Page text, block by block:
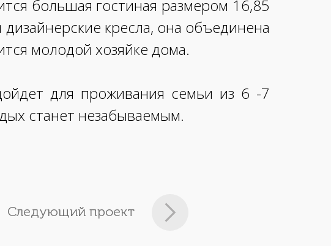
большая гостиная размером 16,85
кресла, она объединена
молодой хозяйке дома.
для проживания семьи из 6 -7
станет незабываемым.
Следующий проект